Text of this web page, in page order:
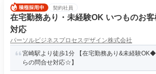
契約社員
在宅勤務あり・未経験OK いつものお
対応
パーソルビジネスプロセスデザイン株式会社
宮崎駅より徒歩1分 【在宅勤務あり&未経験
らの問合せ対応☆】